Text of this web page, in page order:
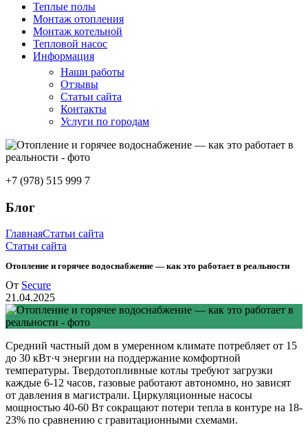
Теплые полы
Монтаж отопления
Монтаж котельной
Тепловой насос
Информация
Наши работы
Отзывы
Статьи сайта
Контакты
Услуги по городам
+7 (978) 515 999 7
Блог
ГлавнаяСтатьи сайта
Статьи сайта
Отопление и горячее водоснабжение — как это работает в реальности
От Secure
21.04.2025
Средний частный дом в умеренном климате потребляет от 15
до 30 кВт·ч энергии на поддержание комфортной
температуры. Твердотопливные котлы требуют загрузки
каждые 6-12 часов, газовые работают автономно, но зависят
от давления в магистрали. Циркуляционные насосы
мощностью 40-60 Вт сокращают потери тепла в контуре на 18-
23% по сравнению с гравитационными схемами.